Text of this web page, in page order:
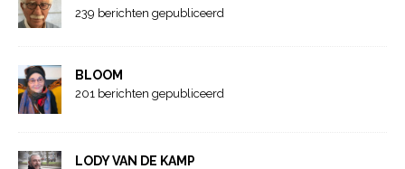
239 berichten gepubliceerd
BLOOM
201 berichten gepubliceerd
LODY VAN DE KAMP